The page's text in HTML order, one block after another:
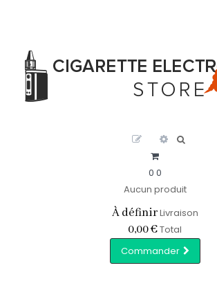
0 0
Aucun produit
À définirLivraison
0,00 €Total
Commander